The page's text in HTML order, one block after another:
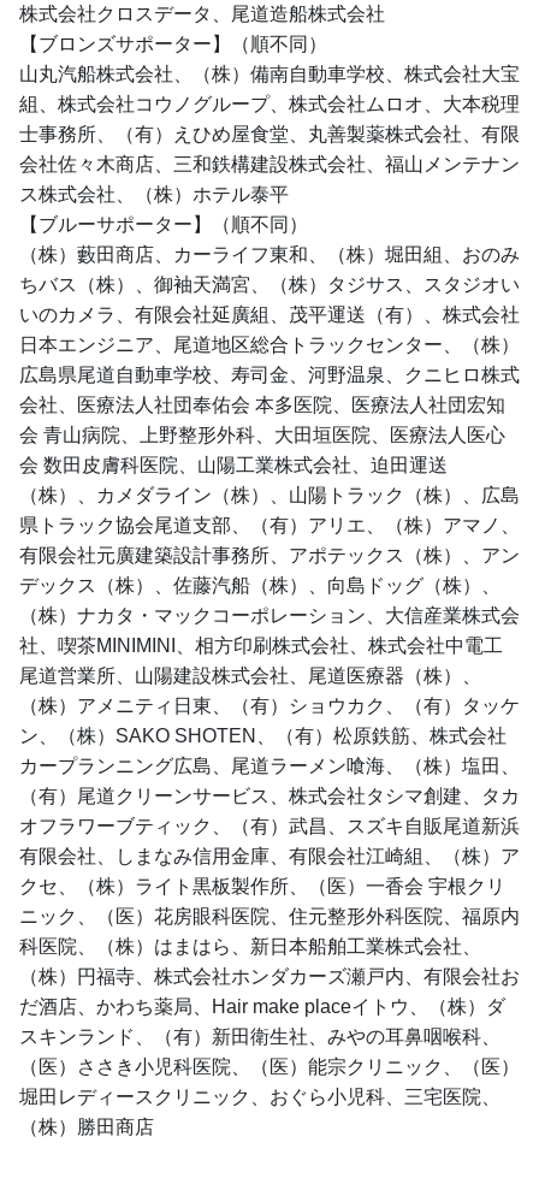
株式会社クロスデータ、尾道造船株式会社
【ブロンズサポーター】（順不同）
山丸汽船株式会社、（株）備南自動車学校、株式会社大宝
組、株式会社コウノグループ、株式会社ムロオ、大本税理
士事務所、（有）えひめ屋食堂、丸善製薬株式会社、有限
会社佐々木商店、三和鉄構建設株式会社、福山メンテナン
ス株式会社、（株）ホテル泰平
【ブルーサポーター】（順不同）
（株）藪田商店、カーライフ東和、（株）堀田組、おのみ
ちバス（株）、御袖天満宮、（株）タジサス、スタジオい
いのカメラ、有限会社延廣組、茂平運送（有）、株式会社
日本エンジニア、尾道地区総合トラックセンター、（株）
広島県尾道自動車学校、寿司金、河野温泉、クニヒロ株式
会社、医療法人社団奉佑会 本多医院、医療法人社団宏知
会 青山病院、上野整形外科、大田垣医院、医療法人医心
会 数田皮膚科医院、山陽工業株式会社、迫田運送
（株）、カメダライン（株）、山陽トラック（株）、広島
県トラック協会尾道支部、（有）アリエ、（株）アマノ、
有限会社元廣建築設計事務所、アポテックス（株）、アン
デックス（株）、佐藤汽船（株）、向島ドッグ（株）、
（株）ナカタ・マックコーポレーション、大信産業株式会
社、喫茶MINIMINI、相方印刷株式会社、株式会社中電工
尾道営業所、山陽建設株式会社、尾道医療器（株）、
（株）アメニティ日東、（有）ショウカク、（有）タッケ
ン、（株）SAKO SHOTEN、（有）松原鉄筋、株式会社
カープランニング広島、尾道ラーメン喰海、（株）塩田、
（有）尾道クリーンサービス、株式会社タシマ創建、タカ
オフラワーブティック、（有）武昌、スズキ自販尾道新浜
有限会社、しまなみ信用金庫、有限会社江崎組、（株）ア
クセ、（株）ライト黒板製作所、（医）一香会 宇根クリ
ニック、（医）花房眼科医院、住元整形外科医院、福原内
科医院、（株）はまはら、新日本船舶工業株式会社、
（株）円福寺、株式会社ホンダカーズ瀬戸内、有限会社お
だ酒店、かわち薬局、Hair make placeイトウ、（株）ダ
スキンランド、（有）新田衛生社、みやの耳鼻咽喉科、
（医）ささき小児科医院、（医）能宗クリニック、（医）
堀田レディースクリニック、おぐら小児科、三宅医院、
（株）勝田商店